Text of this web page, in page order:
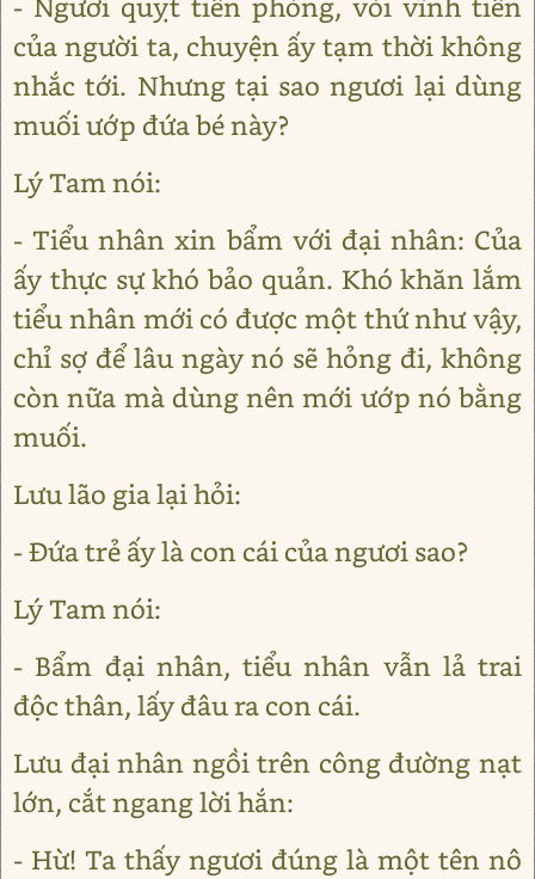
của người ta, chuyện ấy tạm thời không
nhắc tới. Nhưng tại sao ngươi lại dùng
muối ướp đứa bé này?
Lý Tam nói:
- Tiểu nhân xin bẩm với đại nhân: Của
ấy thực sự khó bảo quản. Khó khăn lắm
tiểu nhân mới có được một thứ như vậy,
chỉ sợ để lâu ngày nó sẽ hỏng đi, không
còn nữa mà dùng nên mới ướp nó bằng
muối.
Lưu lão gia lại hỏi:
- Đứa trẻ ấy là con cái của ngươi sao?
Lý Tam nói:
- Bẩm đại nhân, tiểu nhân vẫn lả trai
độc thân, lấy đâu ra con cái.
Lưu đại nhân ngồi trên công đường nạt
lớn, cắt ngang lời hắn:
- Hừ! Ta thấy ngươi đúng là một tên nô